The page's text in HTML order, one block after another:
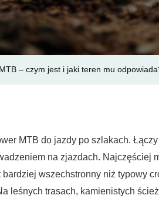
– czym jest i jaki teren mu
MTB do jazdy po szlakach.
na zjazdach. Najczęściej
bardziej wszechstronny niż typowy
leśnych trasach, kamienistych